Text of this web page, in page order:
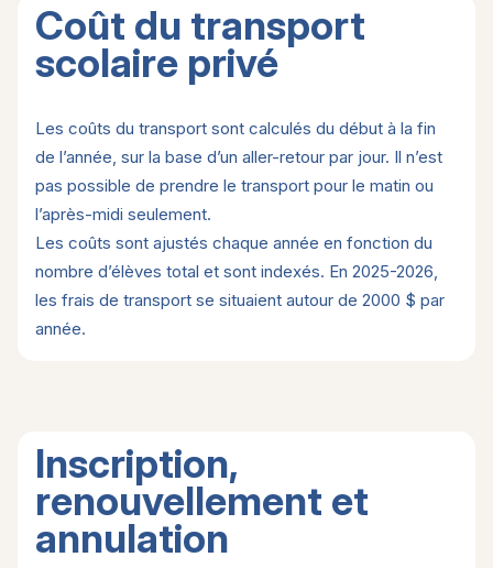
Coût du transport
scolaire privé
Les coûts du transport sont calculés du début à la fin
de l’année, sur la base d’un aller-retour par jour. Il n’est
pas possible de prendre le transport pour le matin ou
l’après-midi seulement.
Les coûts sont ajustés chaque année en fonction du
nombre d’élèves total et sont indexés. En 2025-2026,
les frais de transport se situaient autour de 2000 $ par
année.
Inscription,
renouvellement et
annulation